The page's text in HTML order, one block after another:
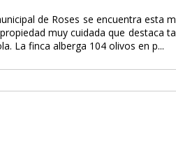
de Roses se encuentra esta m
muy cuidada que destaca ta
La finca alberga 104 olivos en p...